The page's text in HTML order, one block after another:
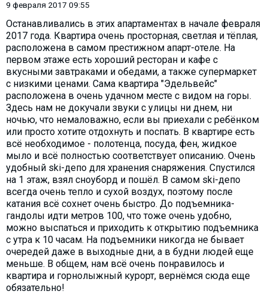
9 февраля 2017 09:55
Останавливались в этих апартаментах в начале февраля
2017 года. Квартира очень просторная, светлая и тёплая,
расположена в самом престижном апарт-отеле. На
первом этаже есть хороший ресторан и кафе с
вкусными завтраками и обедами, а также супермаркет
с низкими ценами. Сама квартира "Эдельвейс"
расположена в очень удачном месте с видом на горы.
Здесь нам не докучали звуки с улицы ни днем, ни
ночью, что немаловажно, если вы приехали с ребёнком
или просто хотите отдохнуть и поспать. В квартире есть
всё необходимое - полотенца, посуда, фен, жидкое
мыло и всё полностью соответствует описанию. Очень
удобный ski-депо для хранения снаряжения. Спустился
на 1 этаж, взял сноуборд и пошёл. В самом ski-депо
всегда очень тепло и сухой воздух, поэтому после
катания всё сохнет очень быстро. До подъемника-
гандолы идти метров 100, что тоже очень удобно,
можно выспаться и приходить к открытию подъемника
с утра к 10 часам. На подъемники никогда не бывает
очередей даже в выходные дни, а в будни людей еще
меньше. В общем, нам всё очень понравилось и
квартира и горнолыжный курорт, вернёмся сюда еще
обязательно!